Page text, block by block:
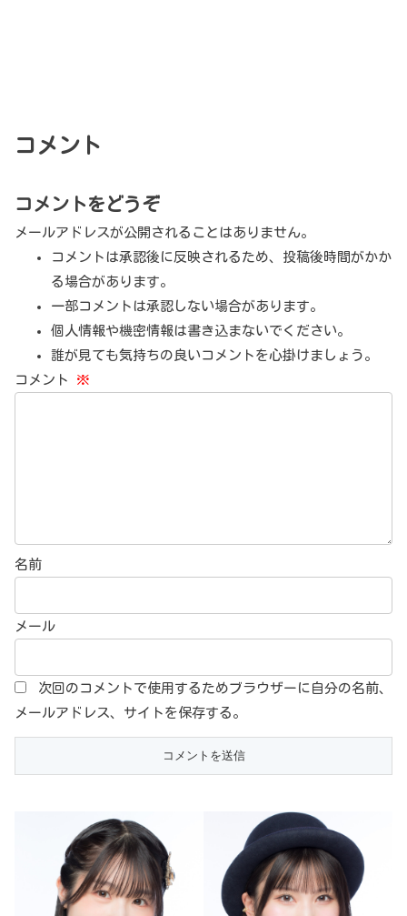
コメント
コメントをどうぞ
メールアドレスが公開されることはありません。
コメントは承認後に反映されるため、投稿後時間がかか
る場合があります。
一部コメントは承認しない場合があります。
個人情報や機密情報は書き込まないでください。
誰が見ても気持ちの良いコメントを心掛けましょう。
コメント ※
名前
メール
次回のコメントで使用するためブラウザーに自分の名前、
メールアドレス、サイトを保存する。